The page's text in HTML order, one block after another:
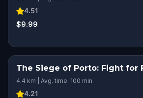
4.51
$9.99
The Siege of Porto: Fight for
4.4 km | Avg. time: 100 min
4.21